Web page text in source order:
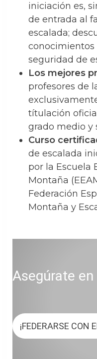
iniciación es,
de entrada al
escalada;
conocimientos
seguridad de
Los mejores
profesores de
títulación
grado medio y
Curso
de escalada
por la Escuela
Montaña
Federación
Montaña y
Asegúrate
¡FEDERARSE CON